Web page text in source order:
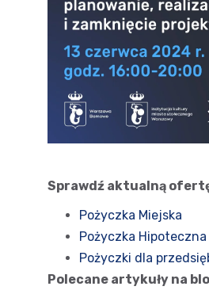
Sprawdź aktualną
Pożyczka Miejska
Pożyczka Hipoteczna
Pożyczki dla
Polecane artykuły na